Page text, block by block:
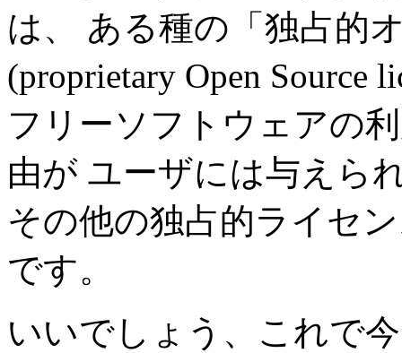
は、 ある種の「独占的
(proprietary Open Source
フリーソフトウェアの
由が ユーザには与えら
その他の独占的ライセ
です。
いいでしょう、これで